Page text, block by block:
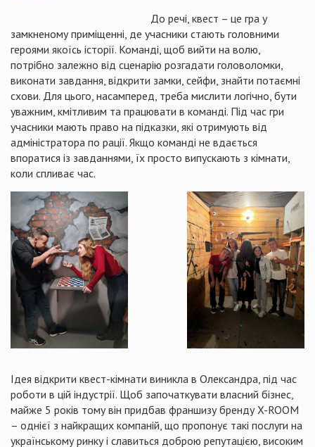
До речі, квест – це гра у
замкненому приміщенні, де учасники стають головними
героями якоїсь історії. Команді, щоб вийти на волю,
потрібно залежно від сценарію розгадати головоломки,
виконати завдання, відкрити замки, сейфи, знайти потаємні
схови. Для цього, насамперед, треба мислити логічно, бути
уважним, кмітливим та працювати в команді. Під час гри
учасники мають право на підказки, які отримують від
адміністратора по рації. Якщо команді не вдається
впоратися із завданнями, їх просто випускають з кімнати,
коли спливає час.
Ідея відкрити квест-кімнати виникла в Олександра, під час
роботи в цій індустрії. Щоб започаткувати власний бізнес,
майже 5 років тому він придбав франшизу бренду X-ROOM
– однієї з найкращих компаній, що пропонує такі послуги на
українському ринку і славиться доброю репутацією, високим